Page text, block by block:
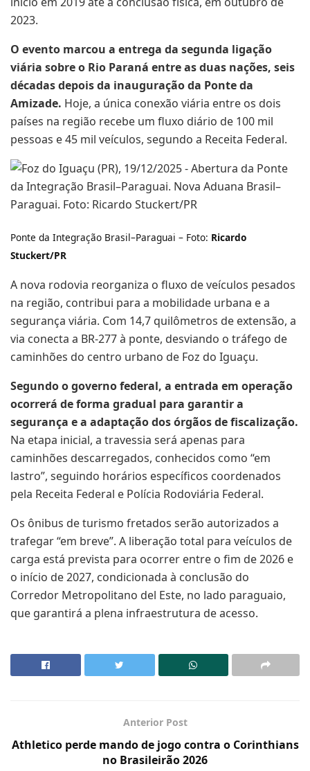
2023.
O evento marcou a entrega da segunda ligação
viária sobre o Rio Paraná entre as duas nações, seis
décadas depois da inauguração da Ponte da
Amizade. Hoje, a única conexão viária entre os dois
países na região recebe um fluxo diário de 100 mil
pessoas e 45 mil veículos, segundo a Receita Federal.
Ponte da Integração Brasil–Paraguai – Foto: Ricardo
Stuckert/PR
A nova rodovia reorganiza o fluxo de veículos pesados
na região, contribui para a mobilidade urbana e a
segurança viária. Com 14,7 quilômetros de extensão, a
via conecta a BR-277 à ponte, desviando o tráfego de
caminhões do centro urbano de Foz do Iguaçu.
Segundo o governo federal, a entrada em operação
ocorrerá de forma gradual para garantir a
segurança e a adaptação dos órgãos de fiscalização.
Na etapa inicial, a travessia será apenas para
caminhões descarregados, conhecidos como “em
lastro”, seguindo horários específicos coordenados
pela Receita Federal e Polícia Rodoviária Federal.
Os ônibus de turismo fretados serão autorizados a
trafegar “em breve”. A liberação total para veículos de
carga está prevista para ocorrer entre o fim de 2026 e
o início de 2027, condicionada à conclusão do
Corredor Metropolitano del Este, no lado paraguaio,
que garantirá a plena infraestrutura de acesso.
Anterior Post
Athletico perde mando de jogo contra o Corinthians
no Brasileirão 2026